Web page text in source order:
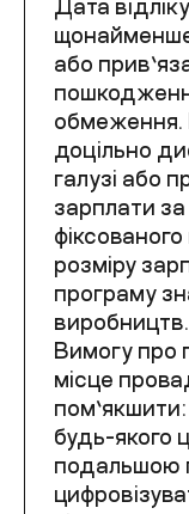
Дата
або
обмеження.
доцільно
галузі або
зарплати
розміру
програму
виробництв.
Вимогу про
місце
будь-якого
подальшою